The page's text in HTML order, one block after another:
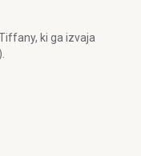
ki ga izvaja